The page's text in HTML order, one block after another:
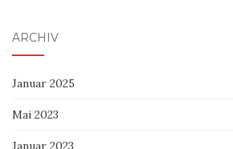
ARCHIV
Januar 2025
Mai 2023
Januar 2023